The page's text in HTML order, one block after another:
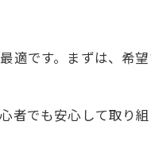
です。まずは、希
でも安心して取り